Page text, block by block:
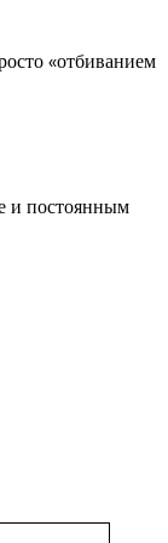
«отбиванием
и постоянным